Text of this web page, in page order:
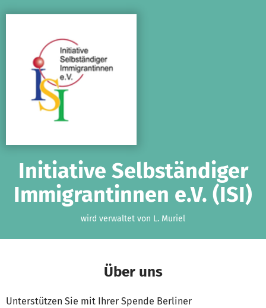
Initiative Selbständiger
Immigrantinnen e.V. (ISI)
wird verwaltet von L. Muriel
Über uns
Unterstützen Sie mit Ihrer Spende Berliner